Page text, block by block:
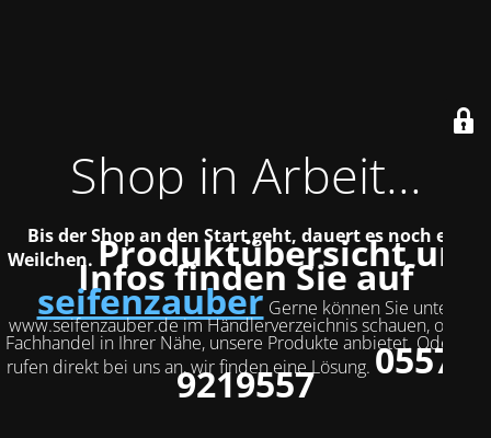
Shop in Arbeit...
Bis der Shop an den Start geht, dauert es noch ein
Weilchen. Produktübersicht und
Infos finden Sie auf
seifenzauber Gerne können Sie unter
www.seifenzauber.de im Händlerverzeichnis schauen, ob ein
Fachhandel in Ihrer Nähe, unsere Produkte anbietet. Oder Sie
rufen direkt bei uns an, wir finden eine Lösung. 05572-
9219557